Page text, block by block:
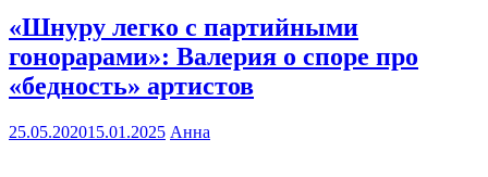
«Шнуру легко с партийными
гонорарами»: Валерия о споре про
«бедность» артистов
25.05.202015.01.2025 Анна